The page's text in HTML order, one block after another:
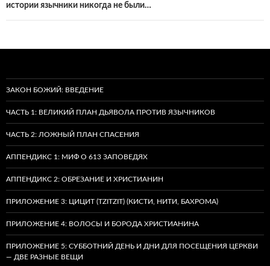
истории язычники никогда не были…
ЗАКОН БОЖИЙ: ВВЕДЕНИЕ
ЧАСТЬ 1: ВЕЛИКИЙ ПЛАН ДЬЯВОЛА ПРОТИВ ЯЗЫЧНИКОВ
ЧАСТЬ 2: ЛОЖНЫЙ ПЛАН СПАСЕНИЯ
АППЕНДИКС 1: МИФ О 613 ЗАПОВЕДЯХ
АППЕНДИКС 2: ОБРЕЗАНИЕ И ХРИСТИАНИН
ПРИЛОЖЕНИЕ 3: ЦИЦИТ (TZITZIT) (КИСТИ, НИТИ, БАХРОМА)
ПРИЛОЖЕНИЕ 4: ВОЛОСЫ И БОРОДА ХРИСТИАНИНА
ПРИЛОЖЕНИЕ 5: СУББОТНИЙ ДЕНЬ И ДНИ ДЛЯ ПОСЕЩЕНИЯ ЦЕРКВИ
— ДВЕ РАЗНЫЕ ВЕЩИ